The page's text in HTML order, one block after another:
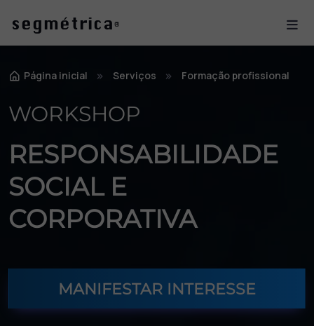
seg m é trica ®
Página inicial Serviços Formação profissional
WORKSHOP
RESPONSABILIDADE
SOCIAL E
CORPORATIVA
MANIFESTAR INTERESSE